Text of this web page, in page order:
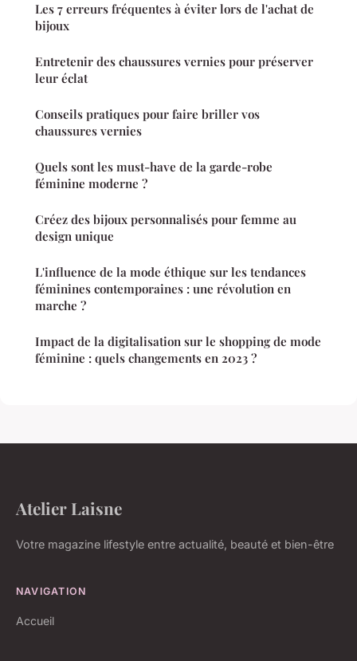
Les 7 erreurs fréquentes à éviter lors de l'achat de
bijoux
Entretenir des chaussures vernies pour préserver
leur éclat
Conseils pratiques pour faire briller vos
chaussures vernies
Quels sont les must-have de la garde-robe
féminine moderne ?
Créez des bijoux personnalisés pour femme au
design unique
L'influence de la mode éthique sur les tendances
féminines contemporaines : une révolution en
marche ?
Impact de la digitalisation sur le shopping de mode
féminine : quels changements en 2023 ?
Atelier Laisne
Votre magazine lifestyle entre actualité, beauté et bien-être
NAVIGATION
Accueil